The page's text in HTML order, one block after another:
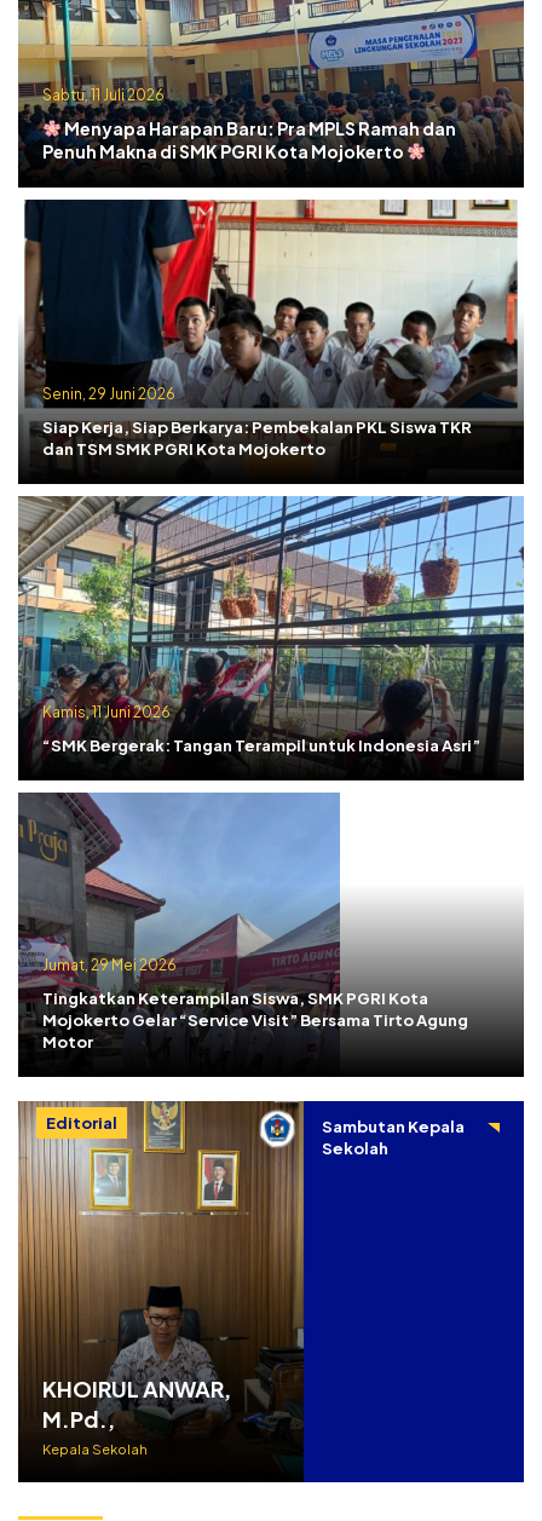
Sabtu, 11 Juli 2026
Menyapa Harapan Baru: Pra MPLS Ramah dan
Penuh Makna di SMK PGRI Kota Mojokerto
Senin, 29 Juni 2026
Siap Kerja, Siap Berkarya: Pembekalan PKL Siswa TKR
dan TSM SMK PGRI Kota Mojokerto
Kamis, 11 Juni 2026
“SMK Bergerak: Tangan Terampil untuk Indonesia Asri”
Jumat, 29 Mei 2026
Tingkatkan Keterampilan Siswa, SMK PGRI Kota
Mojokerto Gelar “Service Visit” Bersama Tirto Agung
Motor
Editorial
KHOIRUL ANWAR,
M.Pd.,
Kepala Sekolah
Sambutan Kepala
Sekolah